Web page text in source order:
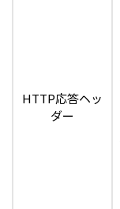
HTTP応答ヘッ
ダー